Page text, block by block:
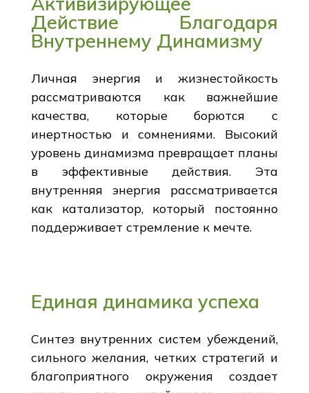
Действие Благодаря
Внутреннему Динамизму
Личная энергия и жизнестойкость
рассматриваются как важнейшие
качества, которые борются с
инертностью и сомнениями. Высокий
уровень динамизма превращает планы
в эффективные действия. Эта
внутренняя энергия рассматривается
как катализатор, который постоянно
поддерживает стремление к мечте.
Единая динамика успеха
Синтез внутренних систем убеждений,
сильного желания, четких стратегий и
благоприятного окружения создает